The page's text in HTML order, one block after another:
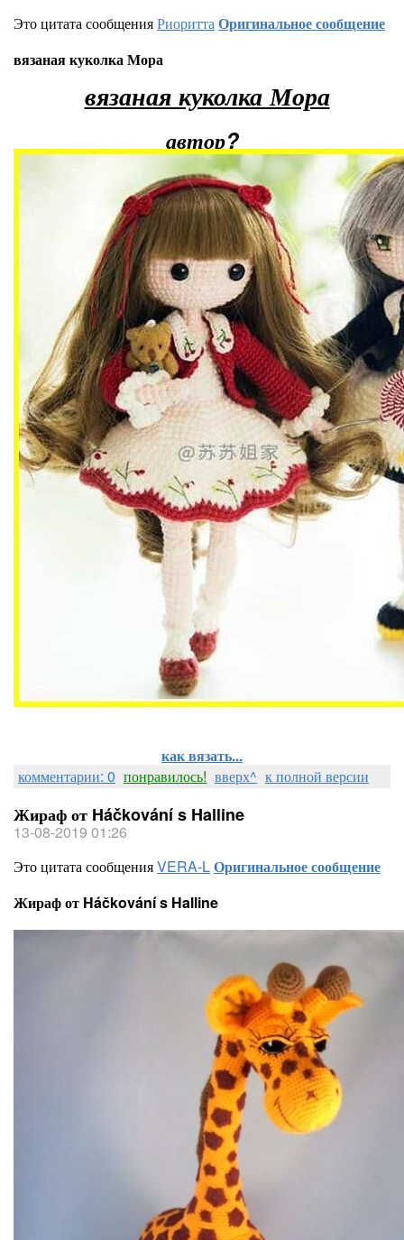
Это цитата сообщенияРиориттаОригинальное сообщение
вязаная куколка Мора
вязаная куколка Мора
автор?
как вязать...
комментарии: 0 понравилось! вверх^ к полной версии
Жираф от Háčkování s Halline
13-08-2019 01:26
Это цитата сообщенияVERA-LОригинальное сообщение
Жираф от Háčkování s Halline